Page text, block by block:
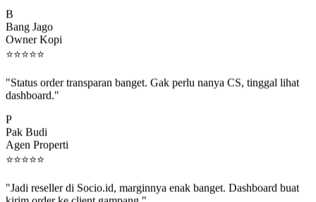
Bang Jago
Owner Kopi
⭐⭐⭐⭐⭐
dashboard."
Pak Budi
Agen Properti
⭐⭐⭐⭐⭐
kirim order ke client gampang."